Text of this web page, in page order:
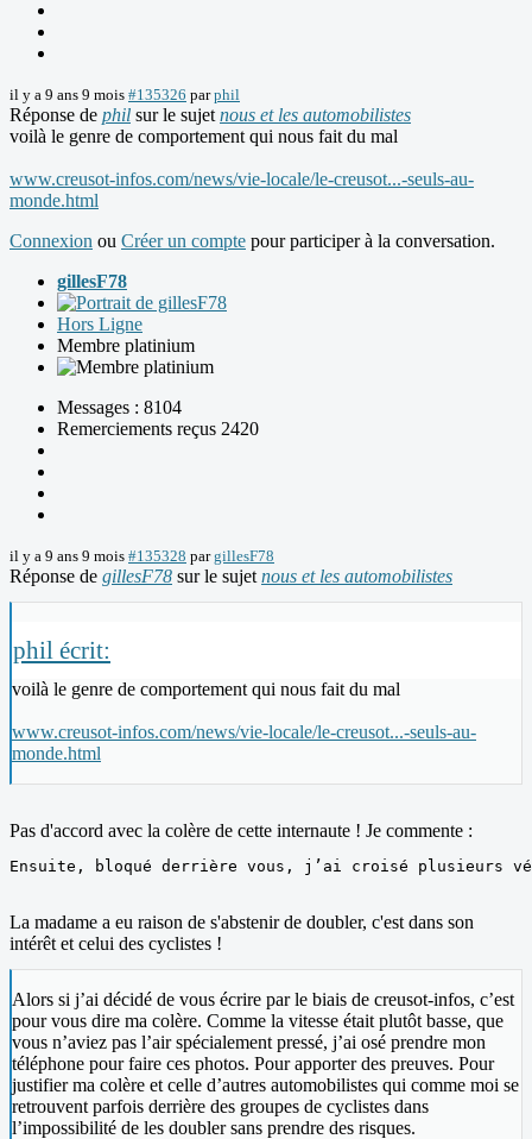
il y a 9 ans 9 mois #135326 parphil
Réponse de phil sur le sujet nous et les automobilistes
voilà le genre de comportement qui nous fait du mal
www.creusot-infos.com/news/vie-locale/le-creusot...-seuls-au-
monde.html
Connexion ou Créer un compte pour participer à la conversation.
gillesF78
Hors Ligne
Membre platinium
Messages : 8104
Remerciements reçus 2420
il y a 9 ans 9 mois #135328 pargillesF78
Réponse de gillesF78 sur le sujet nous et les automobilistes
phil écrit:
voilà le genre de comportement qui nous fait du mal
www.creusot-infos.com/news/vie-locale/le-creusot...-seuls-au-
monde.html
Pas d'accord avec la colère de cette internaute ! Je commente :
Ensuite, bloqué derrière vous, j’ai croisé plusieurs
La madame a eu raison de s'abstenir de doubler, c'est dans son
intérêt et celui des cyclistes !
Alors si j’ai décidé de vous écrire par le biais de creusot-infos, c’est
pour vous dire ma colère. Comme la vitesse était plutôt basse, que
vous n’aviez pas l’air spécialement pressé, j’ai osé prendre mon
téléphone pour faire ces photos. Pour apporter des preuves. Pour
justifier ma colère et celle d’autres automobilistes qui comme moi se
retrouvent parfois derrière des groupes de cyclistes dans
l’impossibilité de les doubler sans prendre des risques.